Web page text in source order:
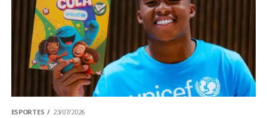
ESPORTES 23/07/2026